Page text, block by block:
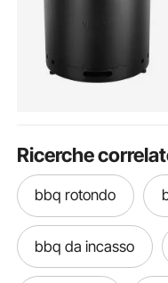
Ricerche
bbq rotondo
bbq da incasso